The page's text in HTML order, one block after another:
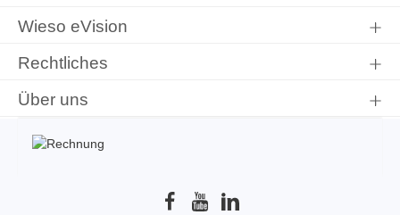
Wieso eVision
Rechtliches
Über uns